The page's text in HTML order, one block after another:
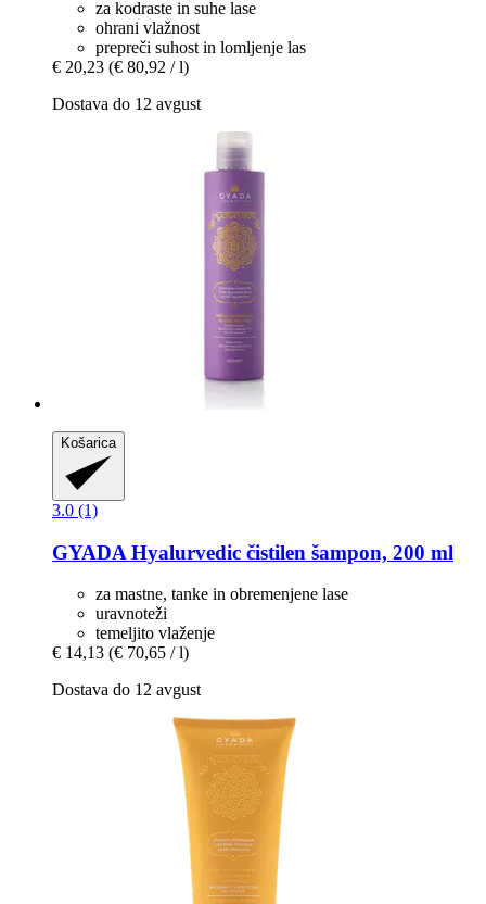
za kodraste in suhe lase
ohrani vlažnost
prepreči suhost in lomljenje las
€ 20,23 (€ 80,92 / l)
Dostava do 12 avgust
Košarica
3.0 (1)
GYADA Hyalurvedic čistilen šampon, 200 ml
za mastne, tanke in obremenjene lase
uravnoteži
temeljito vlaženje
€ 14,13 (€ 70,65 / l)
Dostava do 12 avgust